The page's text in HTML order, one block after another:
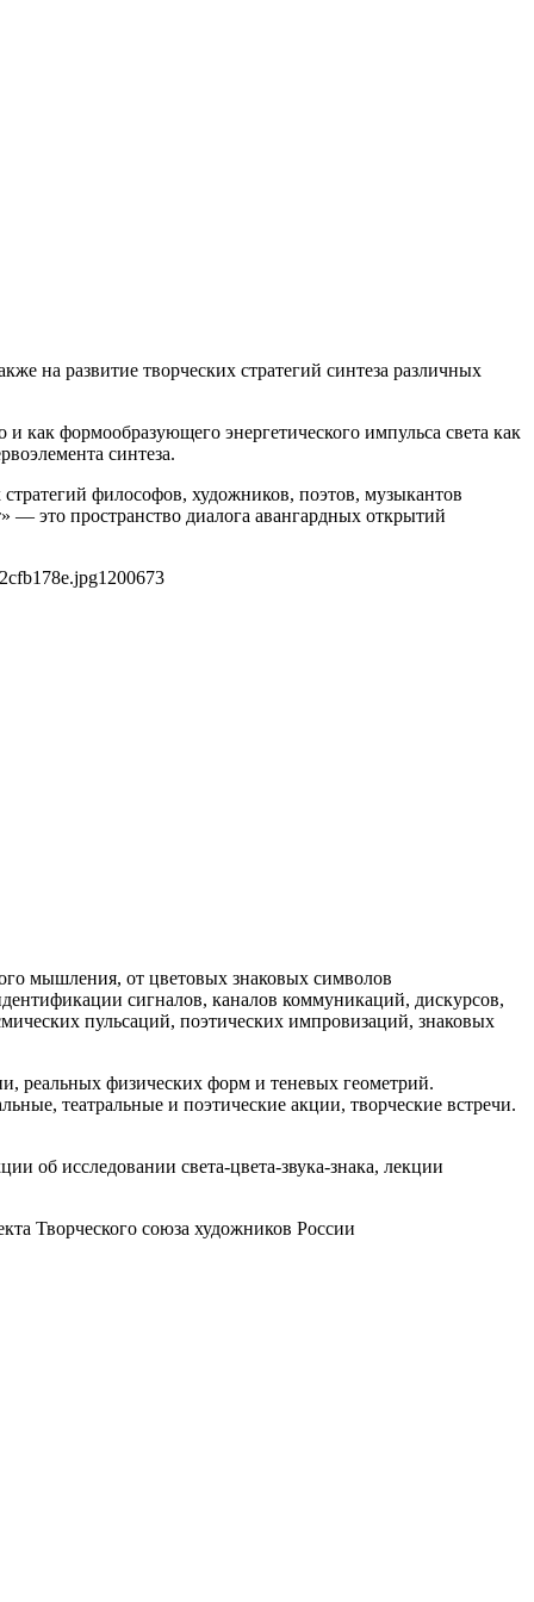
на развитие творческих стратегий синтеза различных
как формообразующего энергетического импульса света как
синтеза.
философов, художников, поэтов, музыкантов
— это пространство диалога авангардных открытий
1200673
мышления, от цветовых знаковых символов
сигналов, каналов коммуникаций, дискурсов,
пульсаций, поэтических импровизаций, знаковых
реальных физических форм и теневых геометрий.
театральные и поэтические акции, творческие встречи.
об исследовании света-цвета-звука-знака, лекции
Творческого союза художников России